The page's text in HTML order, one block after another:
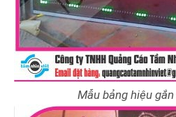
Mẫu bảng hiệu